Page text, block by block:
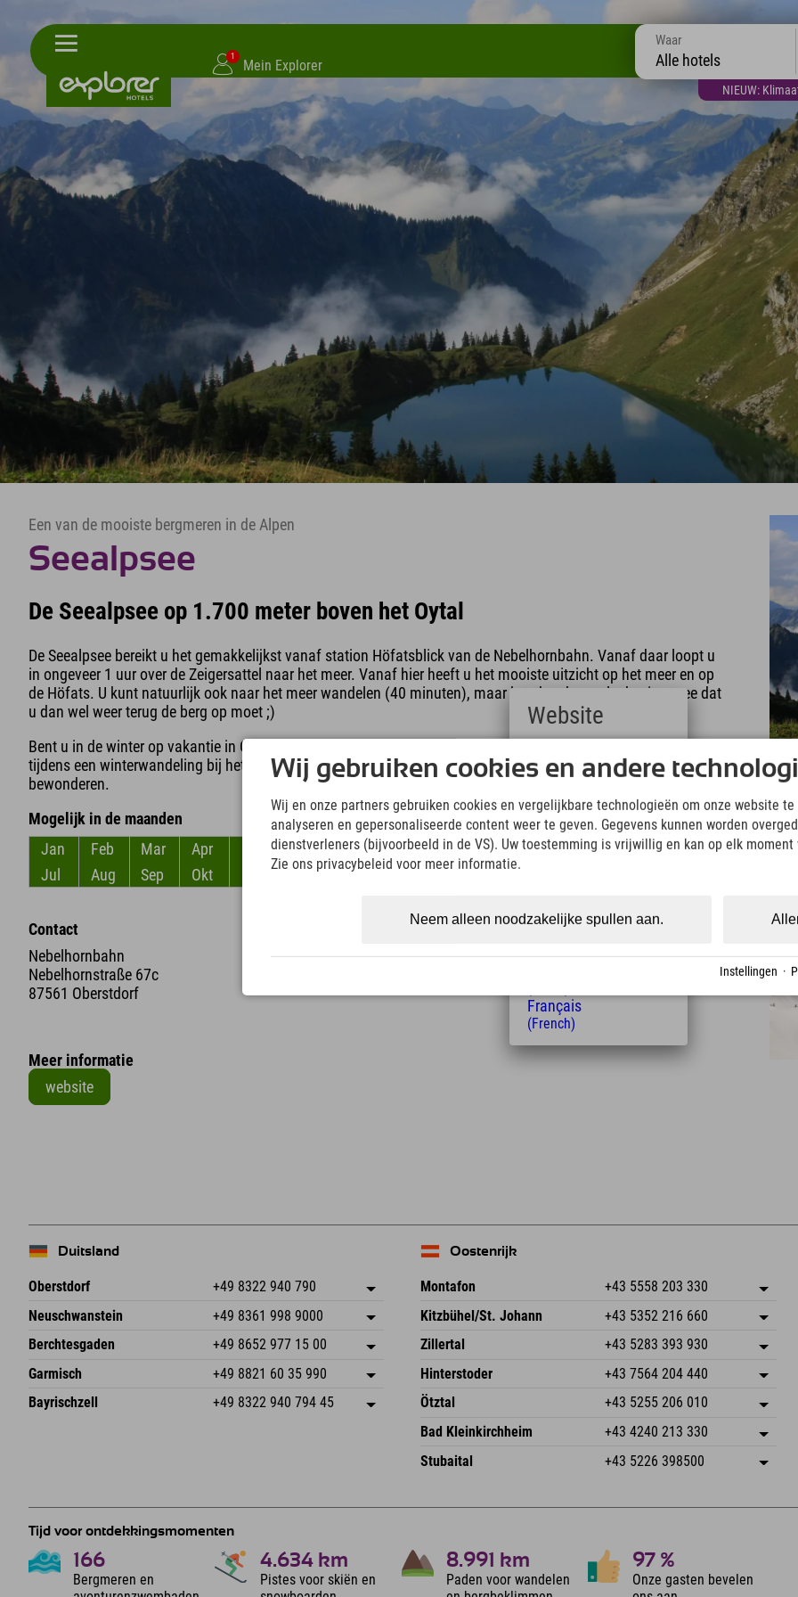
1
Mein Explorer
NIEUW:
Waar
Alle hotels
Een van de mooiste bergmeren in de Alpen
Seealpsee
De Seealpsee op 1.700 meter boven het Oytal
De Seealpsee bereikt u het gemakkelijkst vanaf station Höfatsblick van de Nebelhornbahn. Vanaf daar loopt u
in ongeveer 1 uur over de Zeigersattel naar het meer. Vanaf hier heeft u het mooiste uitzicht op het meer en op
de Höfats. U kunt natuurlijk ook naar het meer wandelen (40 minuten), maar houd er dan wel rekening mee dat
u dan wel weer terug de berg op moet ;)
Bent u in de winter op vakantie in Oberstdorf in de Allgäu? Dan is dat ook ideaal. In de wintermaanden kunt u
tijdens een winterwandeling bij het bergstation van de Nebelhornbahn namelijk de bevroren Seealpsee
bewonderen.
Mogelijk in de maanden
Jan
Feb Mar Apr
Jun
Jul
Aug Sep Okt Dec
Contact
Nebelhornbahn
Nebelhornstraße 67c
87561 Oberstdorf
Afstand tot het hotel
3 9
Meer informatie
website
Duitsland
Oberstdorf +49 8322 940 790
An der Breitach 3
Duitsland
Adres opslaan
Booking
Neuschwanstein +49 8361 998 9000
An der Riese 45
87484 Nesselwang im Allgäu
Duitsland
Adres opslaan
Booking
Berchtesgaden +49 8652 977 15 00
Hofreitstr. 7
Duitsland
Adres opslaan
Booking
Garmisch +49 8821 60 35 990
Frickenstraße 22
82490 Farchant
Adres opslaan
Bayrischzell +49 8322 940 794 45
Oostenrijk
Montafon +43 5558 203 330
Dorfstr. 127b
6793 Gaschurn/Montafon
Oostenrijk
Adres opslaan
Booking
Kitzbühel/St. Johann +43 5352 216 660
Speckbacherstraße 87
Oostenrijk
Adres opslaan
Booking
Zillertal +43 5283 393 930
Schmiedau 2
Oostenrijk
Adres opslaan
Booking
Hinterstoder +43 7564 204 440
Freizeitpark 10
Oostenrijk
Adres opslaan
Booking
Ötztal +43 5255 206 010
Gscheat 14
Oostenrijk
Adres opslaan
Booking
Bad Kleinkirchheim +43 4240 213 330
Dorfstraße 24
Adres opslaan
E-mail verzenden
Stubaital +43 5226 398500
Tijd voor ontdekkingsmomenten
166
Bergmeren en
4.634 km
Pistes voor skiën en
8.991 km
Paden voor wandelen
97 %
Onze gasten bevelen
Wij gebruiken cookies en andere
Wij en onze partners gebruiken cookies en vergelijkbare technologieën om onze website te
analyseren en gepersonaliseerde content weer te geven. Gegevens kunnen worden
dienstverleners (bijvoorbeeld in de VS). Uw toestemming is vrijwillig en kan op elk moment
Zie ons privacybeleid voor meer informatie.
Neem alleen noodzakelijke spullen aan.
Instellingen ·
Website
(German)
(English)
Italiano
(Italian)
(Polish)
(Hungarian)
Français
(French)